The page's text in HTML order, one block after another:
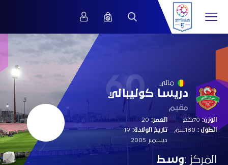
60 مالي
دريسا كوليبالي
مقيم
الوزن:70كلغ
الطول :
العمر:20
تاريخ الولادة: 19
ديسمبر 2005
المركز :وسط